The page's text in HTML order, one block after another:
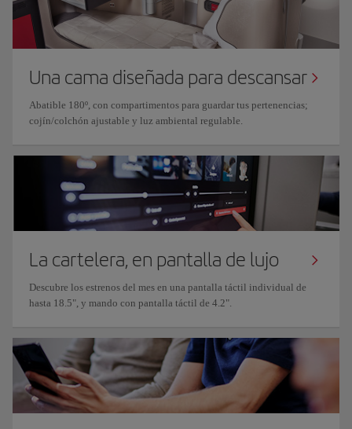
Una cama diseñada para descansar
Abatible 180º, con compartimentos para guardar tus pertenencias;
cojín/colchón ajustable y luz ambiental regulable.
La cartelera, en pantalla de lujo
Descubre los estrenos del mes en una pantalla táctil individual de
hasta 18.5", y mando con pantalla táctil de 4.2".